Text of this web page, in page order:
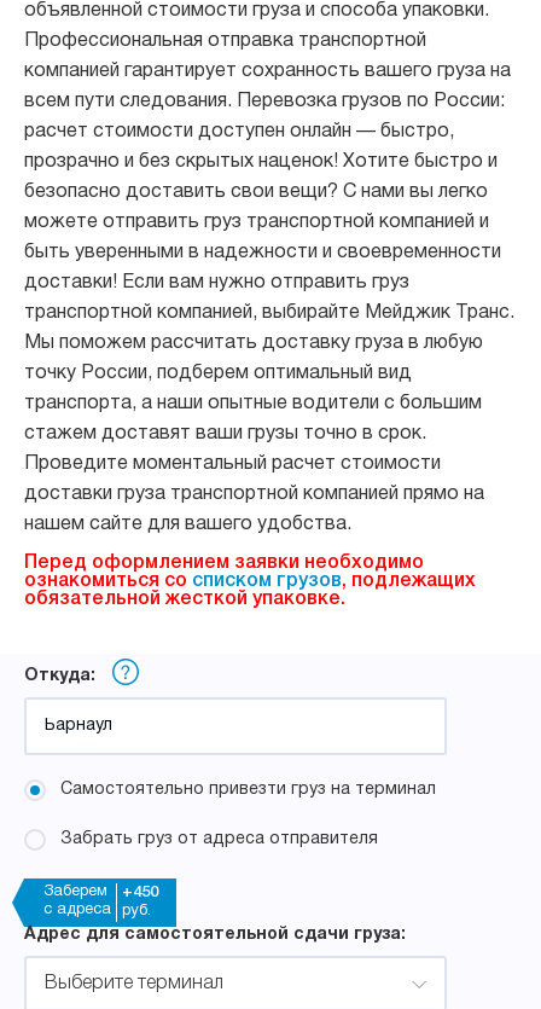
объявленной стоимости груза и способа упаковки.
Профессиональная отправка транспортной
компанией гарантирует сохранность вашего груза на
всем пути следования. Перевозка грузов по России:
расчет стоимости доступен онлайн — быстро,
прозрачно и без скрытых наценок! Хотите быстро и
безопасно доставить свои вещи? С нами вы легко
можете отправить груз транспортной компанией и
быть уверенными в надежности и своевременности
доставки! Если вам нужно отправить груз
транспортной компанией, выбирайте Мейджик Транс.
Мы поможем рассчитать доставку груза в любую
точку России, подберем оптимальный вид
транспорта, а наши опытные водители с большим
стажем доставят ваши грузы точно в срок.
Проведите моментальный расчет стоимости
доставки груза транспортной компанией прямо на
нашем сайте для вашего удобства.
Перед оформлением заявки необходимо
ознакомиться со списком грузов, подлежащих
обязательной жесткой упаковке.
Откуда:
Самостоятельно привезти груз на терминал
Забрать груз от адреса отправителя
Заберем
с адреса
+450
руб.
Адрес для самостоятельной сдачи груза:
Выберите терминал